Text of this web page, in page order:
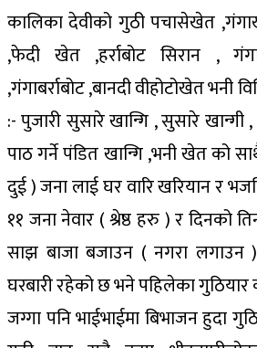
कालिका देवीको गुठी पचासेखेत
,फेदी खेत ,हर्राबोट सिरान ,
,गंगाबर्राबोट ,बानदी वीहोटोखेत भनी
:- पुजारी सुसारे खान्गि , सुसारे
पाठ गर्ने पंडित खान्गि ,भनी खेत को
दुई ) जना लाई घर वारि खरियान र
११ जना नेवार ( श्रेष्ठ हरु ) र दिनको
साझ बाजा बजाउन ( नगरा
घरबारी रहेको छ भने पहिलेका गुठियार
जग्गा पनि भाईभाईमा बिभाजन हुदा